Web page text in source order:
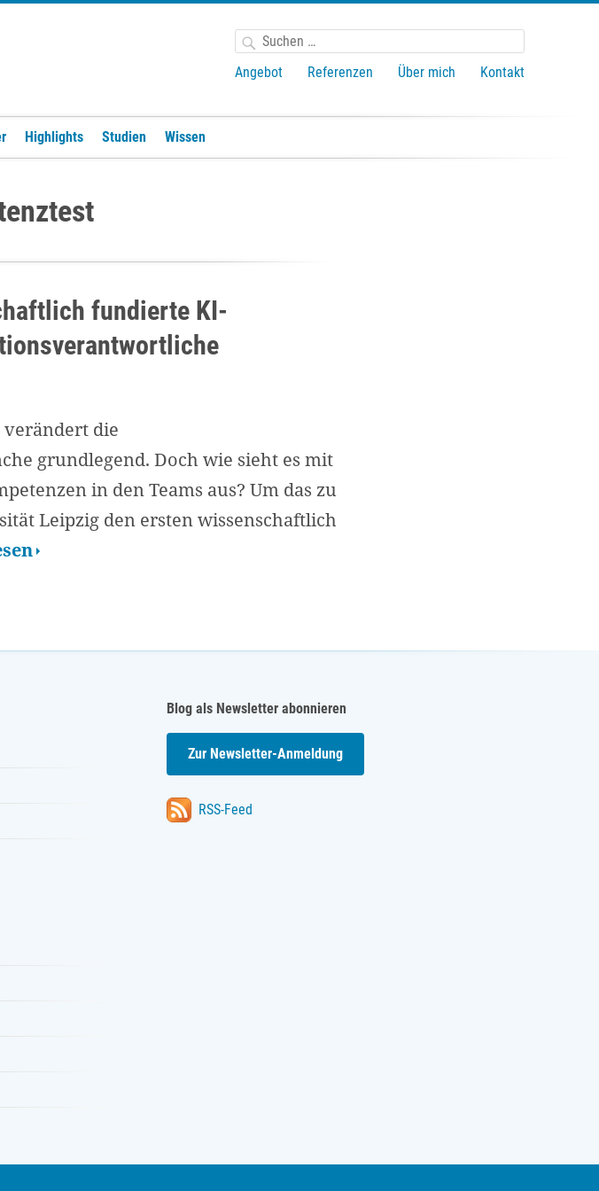
Suchen
Angebot Referenzen Über mich Kontakt
Highlights Studien Wissen
fundierte KI-
die
grundlegend. Doch wie sieht es mit
in den Teams aus? Um das zu
Leipzig den ersten wissenschaftlich
Blog als Newsletter abonnieren
Zur Newsletter-Anmeldung
RSS-Feed